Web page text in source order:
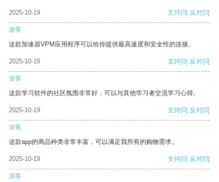
2025-10-19 支持[0] 反对[0]
游客
这款加速器VPM应用程序可以给你提供最高速度和安全性的连接。
2025-10-19 支持[0] 反对[0]
游客
这款学习软件的社区氛围非常好，可以与其他学习者交流学习心得。
2025-10-19 支持[0] 反对[0]
游客
这款app的商品种类非常丰富，可以满足我所有的购物需求。
2025-10-19 支持[0] 反对[0]
游客